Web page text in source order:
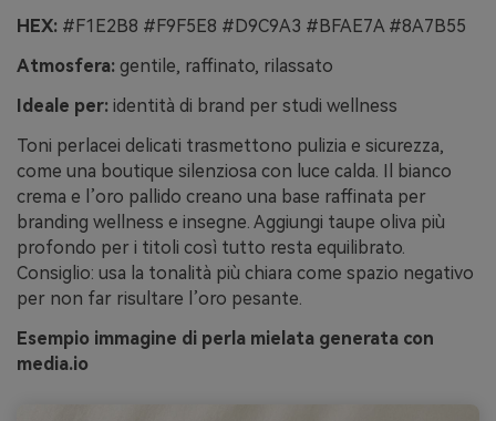
HEX: #F1E2B8 #F9F5E8 #D9C9A3 #BFAE7A #8A7B55
Atmosfera: gentile, raffinato, rilassato
Ideale per: identità di brand per studi wellness
Toni perlacei delicati trasmettono pulizia e sicurezza,
come una boutique silenziosa con luce calda. Il bianco
crema e l’oro pallido creano una base raffinata per
branding wellness e insegne. Aggiungi taupe oliva più
profondo per i titoli così tutto resta equilibrato.
Consiglio: usa la tonalità più chiara come spazio negativo
per non far risultare l’oro pesante.
Esempio immagine di perla mielata generata con
media.io